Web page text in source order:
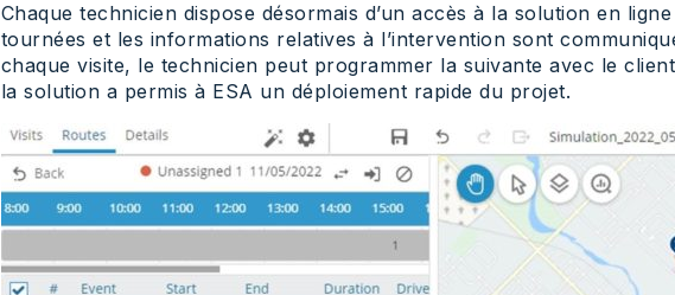
Chaque technicien dispose désormais d’un accès à la solution en
tournées et les informations relatives à l’intervention sont
chaque visite, le technicien peut programmer la suivante avec le
la solution a permis à ESA un déploiement rapide du projet.